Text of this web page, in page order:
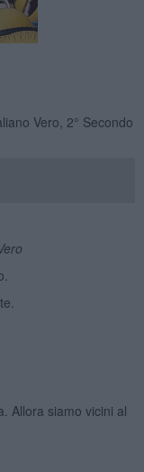
Vero, 2° Secondo
Allora siamo vicini al